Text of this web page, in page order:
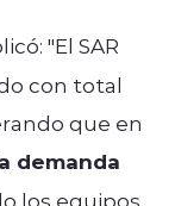
"El SAR
con total
que en
demanda
los equipos,